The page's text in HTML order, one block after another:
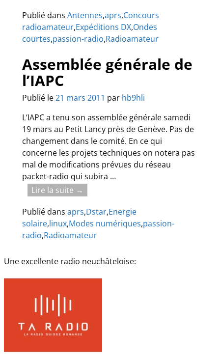
Publié dans Antennes,aprs,Concours
radioamateur,Expéditions DX,Ondes
courtes,passion-radio,Radioamateur
Assemblée générale de
l’IAPC
Publié le21 mars 2011 par hb9hli
L‘IAPC a tenu son assemblée générale samedi
19 mars au Petit Lancy près de Genève. Pas de
changement dans le comité. En ce qui
concerne les projets techniques on notera pas
mal de modifications prévues du réseau
packet-radio qui subira …
Lire la suite →
Publié dans aprs,Dstar,Energie
solaire,linux,Modes numériques,passion-
radio,Radioamateur
Une excellente radio neuchâteloise: